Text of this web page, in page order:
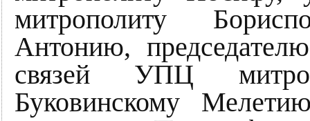
митрополиту
Антонию,
связей УПЦ
Буковинскому